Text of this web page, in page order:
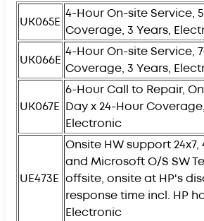
UK065E
4-Hour On-site Service,
Coverage, 3 Years,
UK066E
4-Hour On-site Service,
Coverage, 3 Years,
UK067E
6-Hour Call to Repair,
Day x 24-Hour
Electronic
UE473E
Onsite HW support
and Microsoft O/S SW
offsite, onsite at HP's
response time incl. HP
Electronic